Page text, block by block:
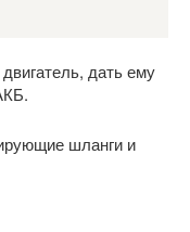
дать ему
шланги и